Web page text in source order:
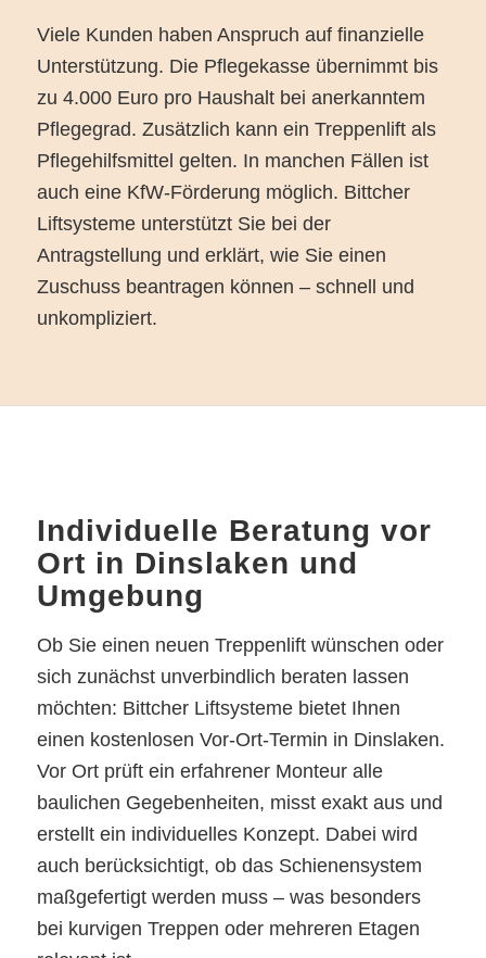
Viele Kunden haben Anspruch auf finanzielle
Unterstützung. Die Pflegekasse übernimmt bis
zu 4.000 Euro pro Haushalt bei anerkanntem
Pflegegrad. Zusätzlich kann ein Treppenlift als
Pflegehilfsmittel gelten. In manchen Fällen ist
auch eine KfW-Förderung möglich. Bittcher
Liftsysteme unterstützt Sie bei der
Antragstellung und erklärt, wie Sie einen
Zuschuss beantragen können – schnell und
unkompliziert.
Individuelle Beratung vor
Ort in Dinslaken und
Umgebung
Ob Sie einen neuen Treppenlift wünschen oder
sich zunächst unverbindlich beraten lassen
möchten: Bittcher Liftsysteme bietet Ihnen
einen kostenlosen Vor-Ort-Termin in Dinslaken.
Vor Ort prüft ein erfahrener Monteur alle
baulichen Gegebenheiten, misst exakt aus und
erstellt ein individuelles Konzept. Dabei wird
auch berücksichtigt, ob das Schienensystem
maßgefertigt werden muss – was besonders
bei kurvigen Treppen oder mehreren Etagen